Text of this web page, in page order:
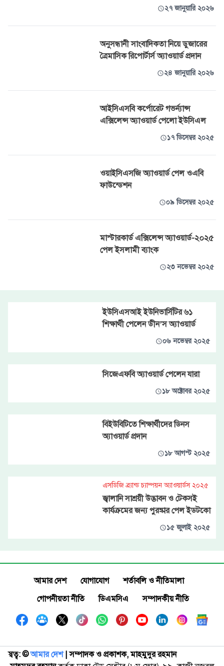
২৭ জানুয়ারি ২০২৬
অনুসন্ধানী সাংবাদিকতা নিয়ে ডুজারের
ত্রৈমাসিক রিপোর্টার্স অ্যাওয়ার্ড প্রদান
২৪ জানুয়ারি ২০২৬
আইসিএসবি কর্পোরেট গভর্ন্যান্স
এক্সিলেন্স অ্যাওয়ার্ড পেলো ইউসিএল
১৭ ডিসেম্বর ২০২৫
ওয়াইসিএসজি অ্যাওয়ার্ড পেল ওএবি
ফাউন্ডেশন
০৯ ডিসেম্বর ২০২৫
মাস্টারকার্ড এক্সিলেন্স অ্যাওয়ার্ড-২০২৫
পেল ইসলামী ব্যাংক
২৩ নভেম্বর ২০২৫
ইউসিএসআই ইউনিভার্সিটির ৬১
শিক্ষার্থী পেলেন ডীন’স অ্যাওয়ার্ড
০৬ নভেম্বর ২০২৫
সিজেএফবি অ্যাওয়ার্ড পেলেন যারা
১৮ অক্টোবর ২০২৫
বিইউবিটিতে শিক্ষার্থীদের ডিনস
অ্যাওয়ার্ড প্রদান
১৮ আগস্ট ২০২৫
এসডিজি ব্র্যান্ড চ্যাম্পয়ন অ্যাওয়ার্ডস ২০২৫
জ্বালানি সাশ্রয়ী উদ্ভাবন ও টেকসই
কার্যক্রমের জন্য পুরষ্কার পেল ইডটকো
১৫ জুলাই ২০২৫
আমার দেশ যোগাযোগ
শর্তাবলি ও নীতিমালা
গোপনীয়তা নীতি
ডিএমসিএ সম্পাদকীয় নীতি
স্বত্ব: ©️আমার দেশ| সম্পাদক ও প্রকাশক, মাহমুদুর রহমান